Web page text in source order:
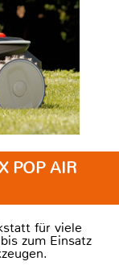
POP AIR
für viele
zum Einsatz